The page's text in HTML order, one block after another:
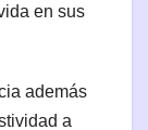
en sus
además
a